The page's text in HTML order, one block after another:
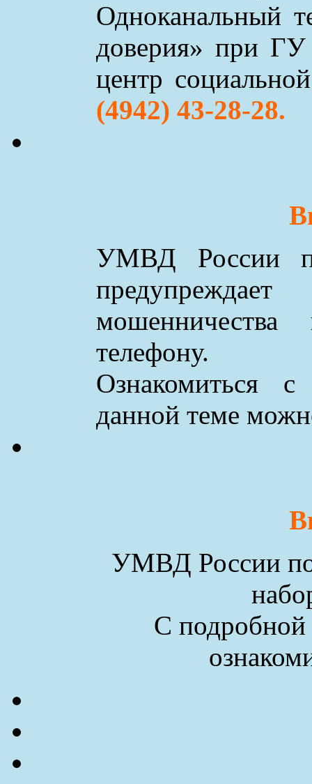
Одноканальный
доверия» при ГУ
центр
(4942) 43-28-28.
УМВД России
телефону.
Ознакомиться
данной теме
УМВД России по
С